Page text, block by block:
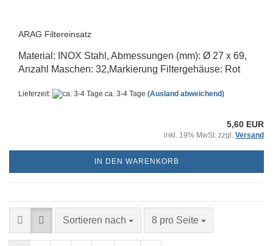
ARAG Filtereinsatz
Material: INOX Stahl, Abmessungen (mm): Ø 27 x 69,
Anzahl Maschen: 32,Markierung Filtergehäuse: Rot
Lieferzeit: ca. 3-4 Tage (Ausland abweichend)
5,60 EUR
inkl. 19% MwSt. zzgl. Versand
IN DEN WARENKORB
Sortieren nach
Sortieren nach 8 pro Seite
pro Seite